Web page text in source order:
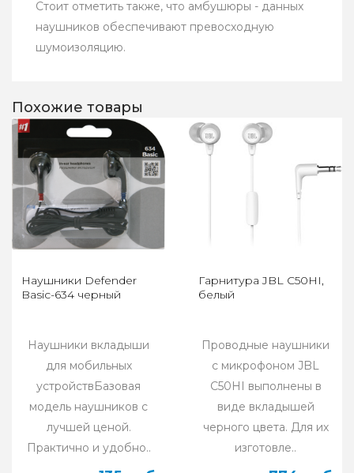
Стоит отметить также, что амбушюры - данных
наушников обеспечивают превосходную
шумоизоляцию.
Похожие товары
Наушники Defender
Basic-634 черный
Наушники вкладыши
для мобильных
устройствБазовая
модель наушников с
лучшей ценой.
Практично и удобно..
Гарнитура JBL C50HI,
белый
Проводные наушники
с микрофоном JBL
C50HI выполнены в
виде вкладышей
черного цвета. Для их
изготовле..